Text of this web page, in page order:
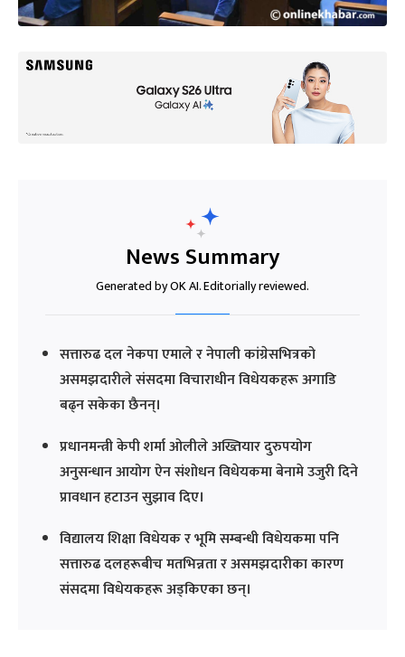
News Summary
Generated by OK AI. Editorially reviewed.
सत्तारुढ दल नेकपा एमाले र नेपाली कांग्रेसभित्रको
असमझदारीले संसदमा विचाराधीन विधेयकहरू अगाडि
बढ्न सकेका छैनन्।
प्रधानमन्त्री केपी शर्मा ओलीले अख्तियार दुरुपयोग
अनुसन्धान आयोग ऐन संशोधन विधेयकमा बेनामे उजुरी दिने
प्रावधान हटाउन सुझाव दिए।
विद्यालय शिक्षा विधेयक र भूमि सम्बन्धी विधेयकमा पनि
सत्तारुढ दलहरूबीच मतभिन्नता र असमझदारीका कारण
संसदमा विधेयकहरू अड्किएका छन्।